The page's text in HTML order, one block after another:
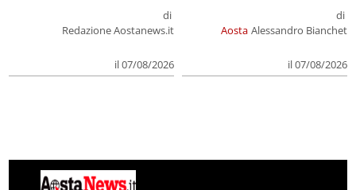
di
Redazione Aostanews.it
il 07/08/2026
Aosta
di
Alessandro Bianchet
il 07/08/2026